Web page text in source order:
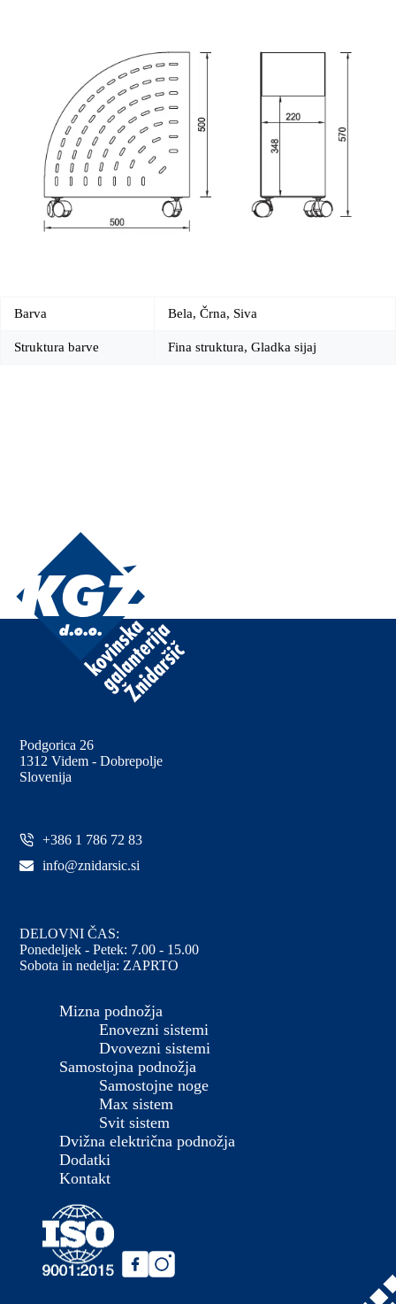
Barva Bela, Črna, Siva
Struktura barve Fina struktura, Gladka sijaj
Podgorica 26
1312 Videm - Dobrepolje
Slovenija
+386 1 786 72 83
info@znidarsic.si
DELOVNI ČAS:
Ponedeljek - Petek: 7.00 - 15.00
Sobota in nedelja: ZAPRTO
Mizna podnožja
Enovezni sistemi
Dvovezni sistemi
Samostojna podnožja
Samostojne noge
Max sistem
Svit sistem
Dvižna električna podnožja
Dodatki
Kontakt